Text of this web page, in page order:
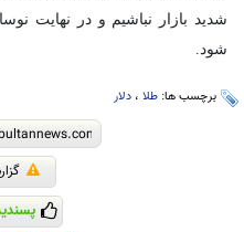
شدید بازار نباشیم و در نهایت
شود.
برچسب ها: طلا ، دلار